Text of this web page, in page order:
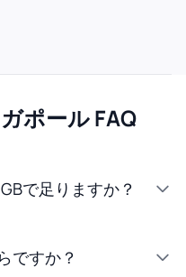
ポール FAQ
で足りますか？
ですか？